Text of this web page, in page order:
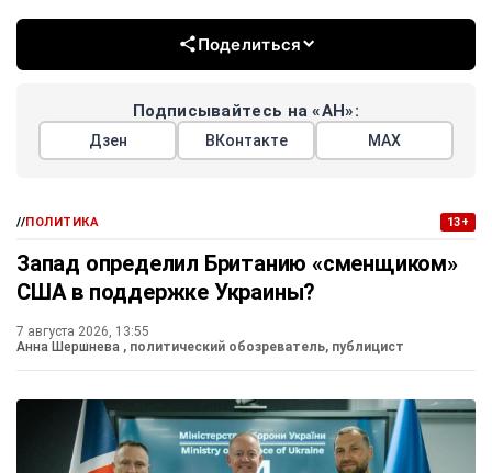
Поделиться
Подписывайтесь на «АН»:
Дзен ВКонтакте МАХ
//ПОЛИТИКА 13+
Запад определил Британию «сменщиком»
США в поддержке Украины?
7 августа 2026, 13:55
Анна Шершнева , политический обозреватель, публицист